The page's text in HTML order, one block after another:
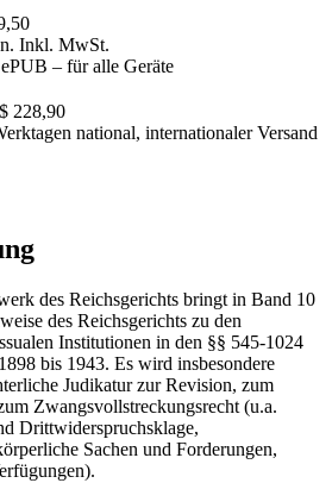
Inkl. MwSt.
– für alle Geräte
228,90
national, internationaler Versand
des Reichsgerichts bringt in Band 10
des Reichsgerichts zu den
Institutionen in den §§ 545-1024
bis 1943. Es wird insbesondere
Judikatur zur Revision, zum
Zwangsvollstreckungsrecht (u.a.
Drittwiderspruchsklage,
Sachen und Forderungen,